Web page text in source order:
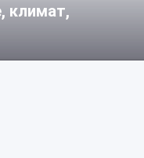
климат,